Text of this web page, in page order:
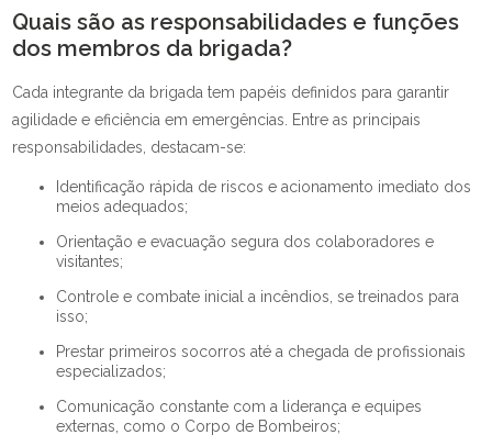
Quais são as responsabilidades e funções
dos membros da brigada?
Cada integrante da brigada tem papéis definidos para garantir
agilidade e eficiência em emergências. Entre as principais
responsabilidades, destacam-se:
Identificação rápida de riscos e acionamento imediato dos
meios adequados;
Orientação e evacuação segura dos colaboradores e
visitantes;
Controle e combate inicial a incêndios, se treinados para
isso;
Prestar primeiros socorros até a chegada de profissionais
especializados;
Comunicação constante com a liderança e equipes
externas, como o Corpo de Bombeiros;